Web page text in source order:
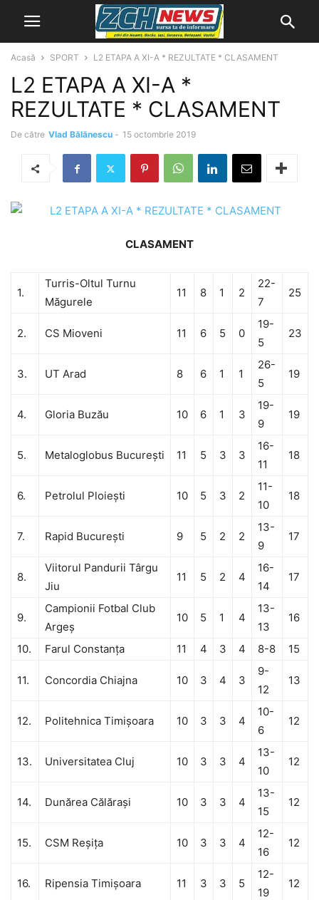
Acasă SPORT L2 ETAPA A XI-A * REZULTATE * CLASAMENT
L2 ETAPA A XI-A *
REZULTATE * CLASAMENT
De către Vlad Bălănescu - 15 octombrie 2019
CLASAMENT
1.
Turris-Oltul Turnu
Măgurele
11 8 1 2
22-
7
25
2. CS Mioveni 11 6 5 0
19-
5
23
3. UT Arad 8 6 1 1
26-
5
19
4. Gloria Buzău 10 6 1 3
19-
9
19
5. Metaloglobus Bucureşti 11 5 3 3
16-
11
18
6. Petrolul Ploieşti 10 5 3 2
11-
10
18
7. Rapid Bucureşti 9 5 2 2
13-
9
17
8.
Viitorul Pandurii Târgu
Jiu
11 5 2 4
16-
14
17
9.
Campionii Fotbal Club
Argeş
10 5 1 4
13-
13
16
10. Farul Constanţa 11 4 3 4 8-8 15
11. Concordia Chiajna 10 3 4 3
9-
12
13
12. Politehnica Timișoara 10 3 3 4
10-
6
12
13. Universitatea Cluj 10 3 3 4
13-
10
12
14. Dunărea Călăraşi 10 3 3 4
13-
15
12
15. CSM Reșița 10 3 3 4
12-
16
12
16. Ripensia Timișoara 11 3 3 5
12-
19
12